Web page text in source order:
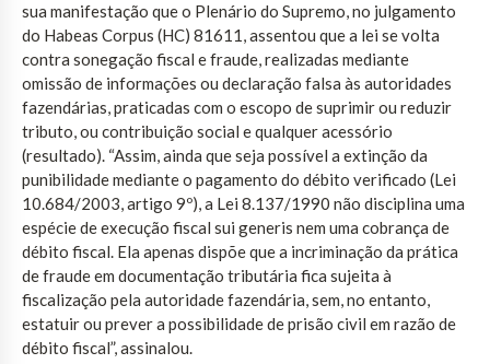
sua manifestação que o Plenário do Supremo, no julgamento
do Habeas Corpus (HC) 81611, assentou que a lei se volta
contra sonegação fiscal e fraude, realizadas mediante
omissão de informações ou declaração falsa às autoridades
fazendárias, praticadas com o escopo de suprimir ou reduzir
tributo, ou contribuição social e qualquer acessório
(resultado). “Assim, ainda que seja possível a extinção da
punibilidade mediante o pagamento do débito verificado (Lei
10.684/2003, artigo 9º), a Lei 8.137/1990 não disciplina uma
espécie de execução fiscal sui generis nem uma cobrança de
débito fiscal. Ela apenas dispõe que a incriminação da prática
de fraude em documentação tributária fica sujeita à
fiscalização pela autoridade fazendária, sem, no entanto,
estatuir ou prever a possibilidade de prisão civil em razão de
débito fiscal”, assinalou.